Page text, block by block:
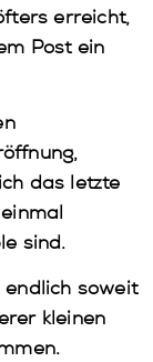
erreicht,
Post ein
das letzte
sind.
soweit
kleinen